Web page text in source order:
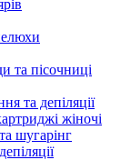
та пісочниці
та депіляції
жіночі
шугарінг